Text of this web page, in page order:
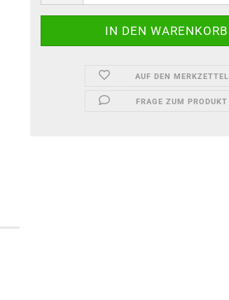
AUF DEN MERKZETTEL
FRAGE ZUM PRODUKT